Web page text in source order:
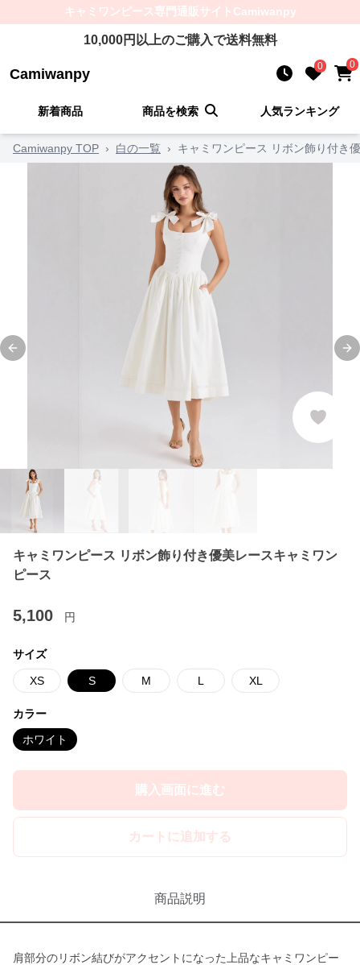
キャミワンピース専門通販サイト Camiwanpy
10,000円以上のご購入で送料無料
Camiwanpy 0 0
新着商品 商品を検索 人気ランキング
Camiwanpy TOP › 白の一覧 › キャミワンピース リボン飾り付き
Previous slide
キャミワンピース リボン飾り付き優美レースキャミワン
ピース
5,100 円
サイズ
XS S M L XL
カラー
ホワイト
購入画面に進む
カートに追加する
商品説明
肩部分のリボン結びがアクセントになった上品なキャミワンピー